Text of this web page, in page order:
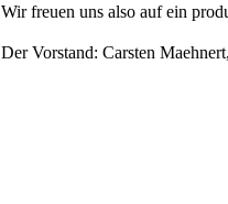
Wir freuen uns also auf ein
Der Vorstand: Carsten